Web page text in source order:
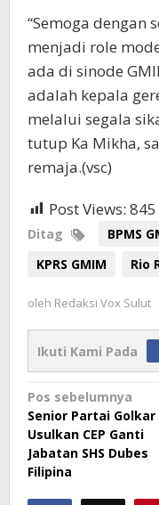
“Semoga dengan
menjadi role
ada di sinode
adalah kepala
melalui segala
tutup Ka Mikha,
remaja.(vsc)
Post Views: 845
Ditag BPMS
KPRS GMIM
Rio
oleh Redaksi Vox Sulut
Ikuti Kami Pada
Navigasi
pos
Pos sebelumnya
Senior Partai Golkar
Usulkan CEP Ganti
Jabatan SHS Dubes
Filipina